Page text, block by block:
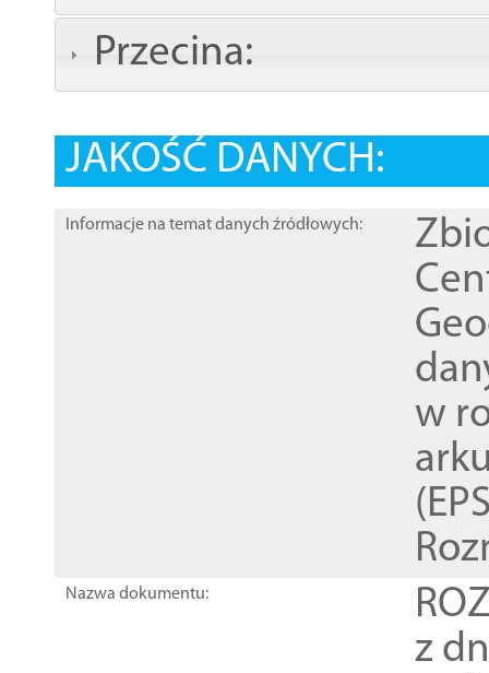
Przecina:
JAKOŚĆ DANYCH:
Informacje na temat danych źródłowych:
w
Nazwa dokumentu:
z